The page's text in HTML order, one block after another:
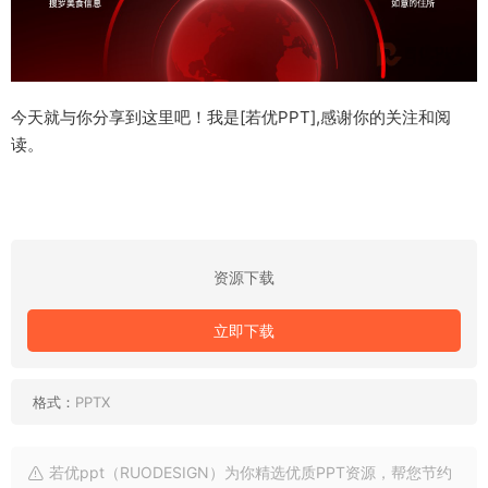
今天就与你分享到这里吧！我是[若优PPT],感谢你的关注和阅
读。
资源下载
立即下载
格式： PPTX
若优ppt（RUODESIGN）为你精选优质PPT资源，帮您节约